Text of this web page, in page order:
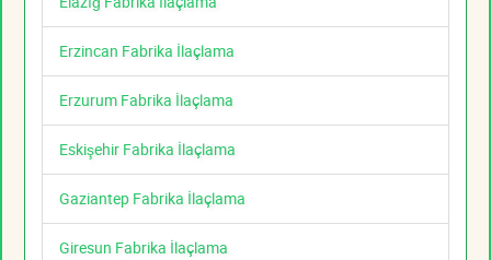
Erzincan Fabrika İlaçlama
Erzurum Fabrika İlaçlama
Eskişehir Fabrika İlaçlama
Gaziantep Fabrika İlaçlama
Giresun Fabrika İlaçlama